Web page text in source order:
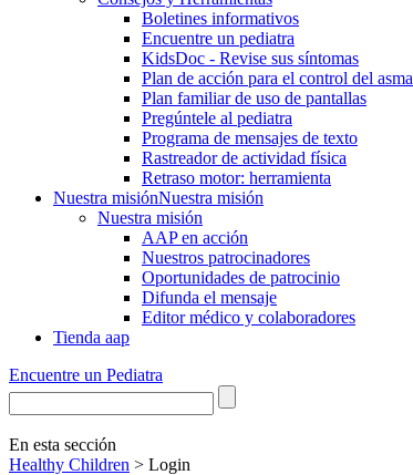
Boletines informativos
Encuentre un pediatra
KidsDoc - Revise sus síntomas
Plan de acción para el control del asma
Plan familiar de uso de pantallas
Pregúntele al pediatra
Programa de mensajes de texto
Rastre​​ador de activida​d física
Retraso motor: herramienta
Nuestra misiónNuestra misión
Nuestra misión
AAP en acción
Nuestros patrocinadores
Oportunidades de patrocinio
Difunda el mensaje
Editor médico y colaboradores
Tienda aap
Encuentre un Pediatra
En esta sección
Healthy Children > Login